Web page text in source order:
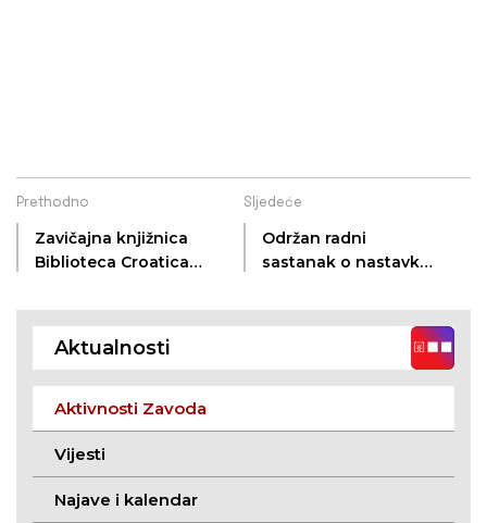
Prethodno
Zavičajna knjižnica
Biblioteca Croatica
pretragu
Sljedeće
Održan radni
sastanak o nastavku
Berbić Kolar
Aktualnosti
Aktivnosti Zavoda
Vijesti
Najave i kalendar